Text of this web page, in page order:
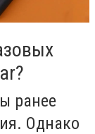
ранее
Однако